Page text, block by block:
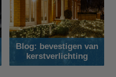
Blog: bevestigen van
kerstverlichting